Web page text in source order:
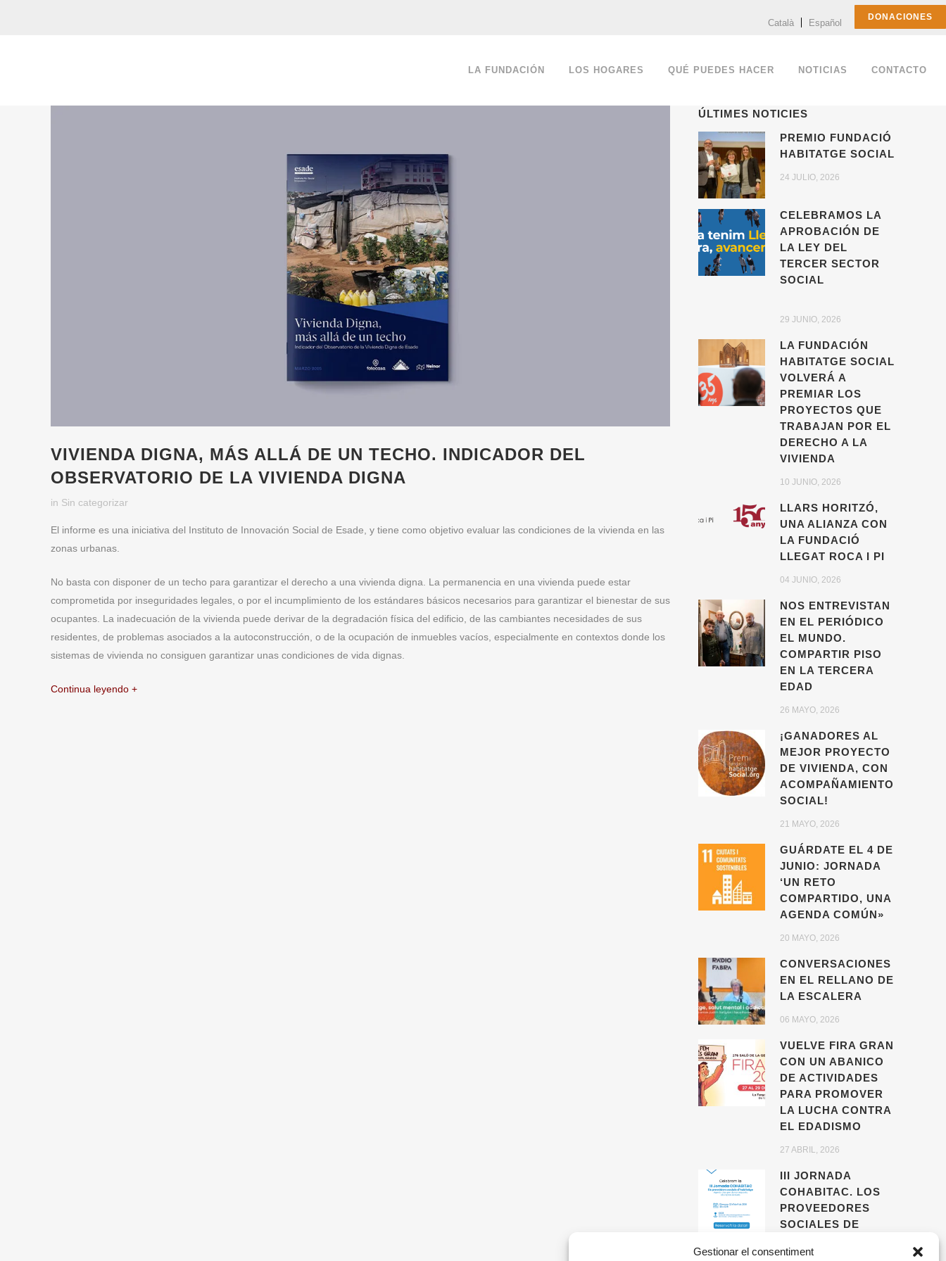
Gestionar el consentiment
Català Español
DONACIONES
LA FUNDACIÓN LOS HOGARES QUÉ PUEDES HACER NOTICIAS CONTACTO
VIVIENDA DIGNA, MÁS ALLÁ DE UN TECHO. INDICADOR DEL
OBSERVATORIO DE LA VIVIENDA DIGNA
in Sin categorizar
El informe es una iniciativa del Instituto de Innovación Social de Esade, y tiene como objetivo evaluar las condiciones de la vivienda en las
zonas urbanas.
No basta con disponer de un techo para garantizar el derecho a una vivienda digna. La permanencia en una vivienda puede estar
comprometida por inseguridades legales, o por el incumplimiento de los estándares básicos necesarios para garantizar el bienestar de sus
ocupantes. La inadecuación de la vivienda puede derivar de la degradación física del edificio, de las cambiantes necesidades de sus
residentes, de problemas asociados a la autoconstrucción, o de la ocupación de inmuebles vacíos, especialmente en contextos donde los
sistemas de vivienda no consiguen garantizar unas condiciones de vida dignas.
Continua leyendo +
ÚLTIMES NOTICIES
PREMIO FUNDACIÓ
HABITATGE SOCIAL
24 JULIO, 2026
CELEBRAMOS LA
APROBACIÓN DE
LA LEY DEL
TERCER SECTOR
SOCIAL
29 JUNIO, 2026
LA FUNDACIÓN
HABITATGE SOCIAL
VOLVERÁ A
PREMIAR LOS
PROYECTOS QUE
TRABAJAN POR EL
DERECHO A LA
VIVIENDA
10 JUNIO, 2026
LLARS HORITZÓ,
UNA ALIANZA CON
LA FUNDACIÓ
LLEGAT ROCA I PI
04 JUNIO, 2026
NOS ENTREVISTAN
EN EL PERIÓDICO
EL MUNDO.
COMPARTIR PISO
EN LA TERCERA
EDAD
26 MAYO, 2026
¡GANADORES AL
MEJOR PROYECTO
DE VIVIENDA, CON
ACOMPAÑAMIENTO
SOCIAL!
21 MAYO, 2026
GUÁRDATE EL 4 DE
JUNIO: JORNADA
‘UN RETO
COMPARTIDO, UNA
AGENDA COMÚN»
20 MAYO, 2026
CONVERSACIONES
EN EL RELLANO DE
LA ESCALERA
06 MAYO, 2026
VUELVE FIRA GRAN
CON UN ABANICO
DE ACTIVIDADES
PARA PROMOVER
LA LUCHA CONTRA
EL EDADISMO
27 ABRIL, 2026
III JORNADA
COHABITAC. LOS
PROVEEDORES
SOCIALES DE
AGENTES CLAVE